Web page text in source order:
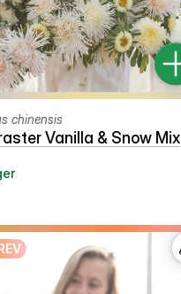
chinensis
Vanilla & Snow Mix